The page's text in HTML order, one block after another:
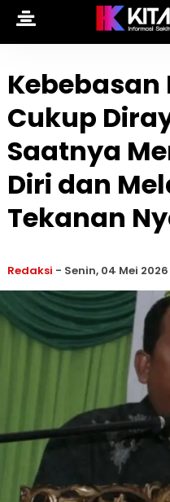
Kebebasan
Cukup
Saatnya
Diri dan
Tekanan
Redaksi - Senin, 04 Mei 2026